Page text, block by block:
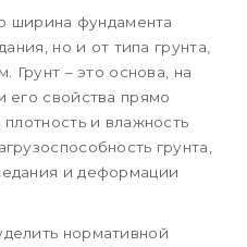
ширина фундамента
но и от типа грунта,
Грунт – это основа, на
его свойства прямо
и влажность
грунта,
и деформации
нормативной